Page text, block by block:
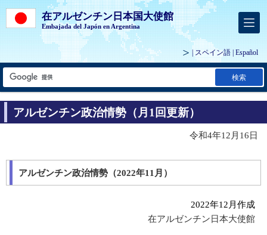
在アルゼンチン日本国大使館
Embajada del Japón en Argentina
| スペイン語 | Español
検索
アルゼンチン政治情勢（月1回更新）
令和4年12月16日
アルゼンチン政治情勢（2022年11月）
2022年12月作成
在アルゼンチン日本大使館